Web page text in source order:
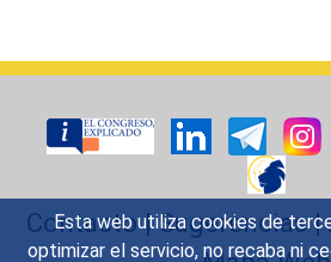
Esta web utiliza cookies de
optimizar el servicio, no recaba ni
Contacto|Sugerencias|